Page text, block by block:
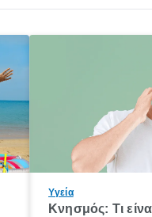
Υγεία
Κνησμός: Τι